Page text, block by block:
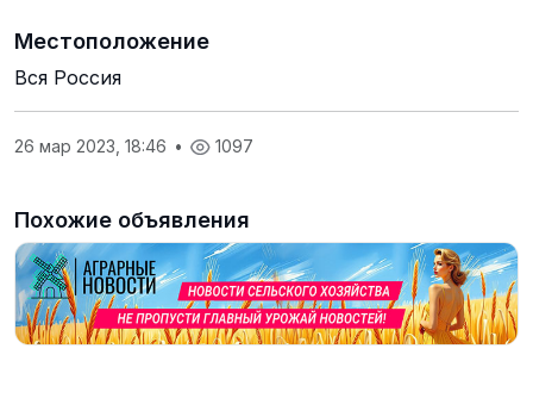
Местоположение
Вся Россия
26 мар 2023, 18:46 • 1097
Похожие объявления